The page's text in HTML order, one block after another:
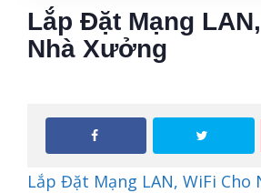
Lắp Đặt Mạng
Nhà Xưởng
Lắp Đặt Mạng LAN, WiFi Cho